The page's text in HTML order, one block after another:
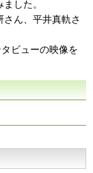
した。
ん、平井真軌さ
ビューの映像を